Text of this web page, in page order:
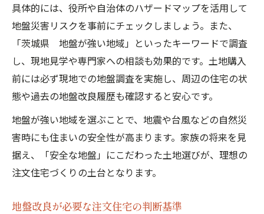
具体的には、役所や自治体のハザードマップを活用して
地盤災害リスクを事前にチェックしましょう。また、
「茨城県 地盤が強い地域」といったキーワードで調査
し、現地見学や専門家への相談も効果的です。土地購入
前には必ず現地での地盤調査を実施し、周辺の住宅の状
態や過去の地盤改良履歴も確認すると安心です。
地盤が強い地域を選ぶことで、地震や台風などの自然災
害時にも住まいの安全性が高まります。家族の将来を見
据え、「安全な地盤」にこだわった土地選びが、理想の
注文住宅づくりの土台となります。
地盤改良が必要な注文住宅の判断基準